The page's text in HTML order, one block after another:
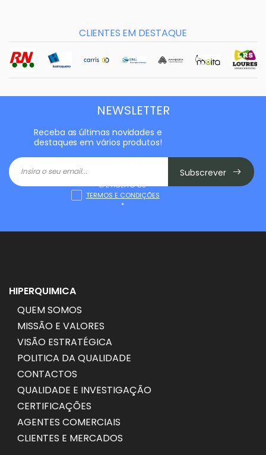
CLIENTES EM DESTAQUE
NEWSLETTER
Receba as últimas novidades e
destaques em vários produtos!
Subscrever
LI E ACEITO OS
TERMOS E CONDIÇÕES
*
HIPERQUIMICA
QUEM SOMOS
MISSÃO E VALORES
VISÃO ESTRATÉGICA
POLITICA DA QUALIDADE
CONTACTOS
QUALIDADE E INVESTIGAÇÃO
CERTIFICAÇÕES
AGENTES COMERCIAIS
CLIENTES E MERCADOS